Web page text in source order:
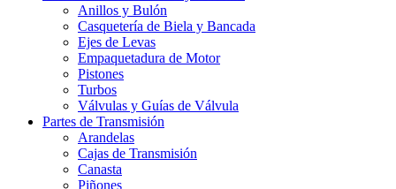
Anillos y Bulón
Casquetería de Biela y Bancada
Ejes de Levas
Empaquetadura de Motor
Pistones
Turbos
Válvulas y Guías de Válvula
Partes de Transmisión
Arandelas
Cajas de Transmisión
Canasta
Piñones